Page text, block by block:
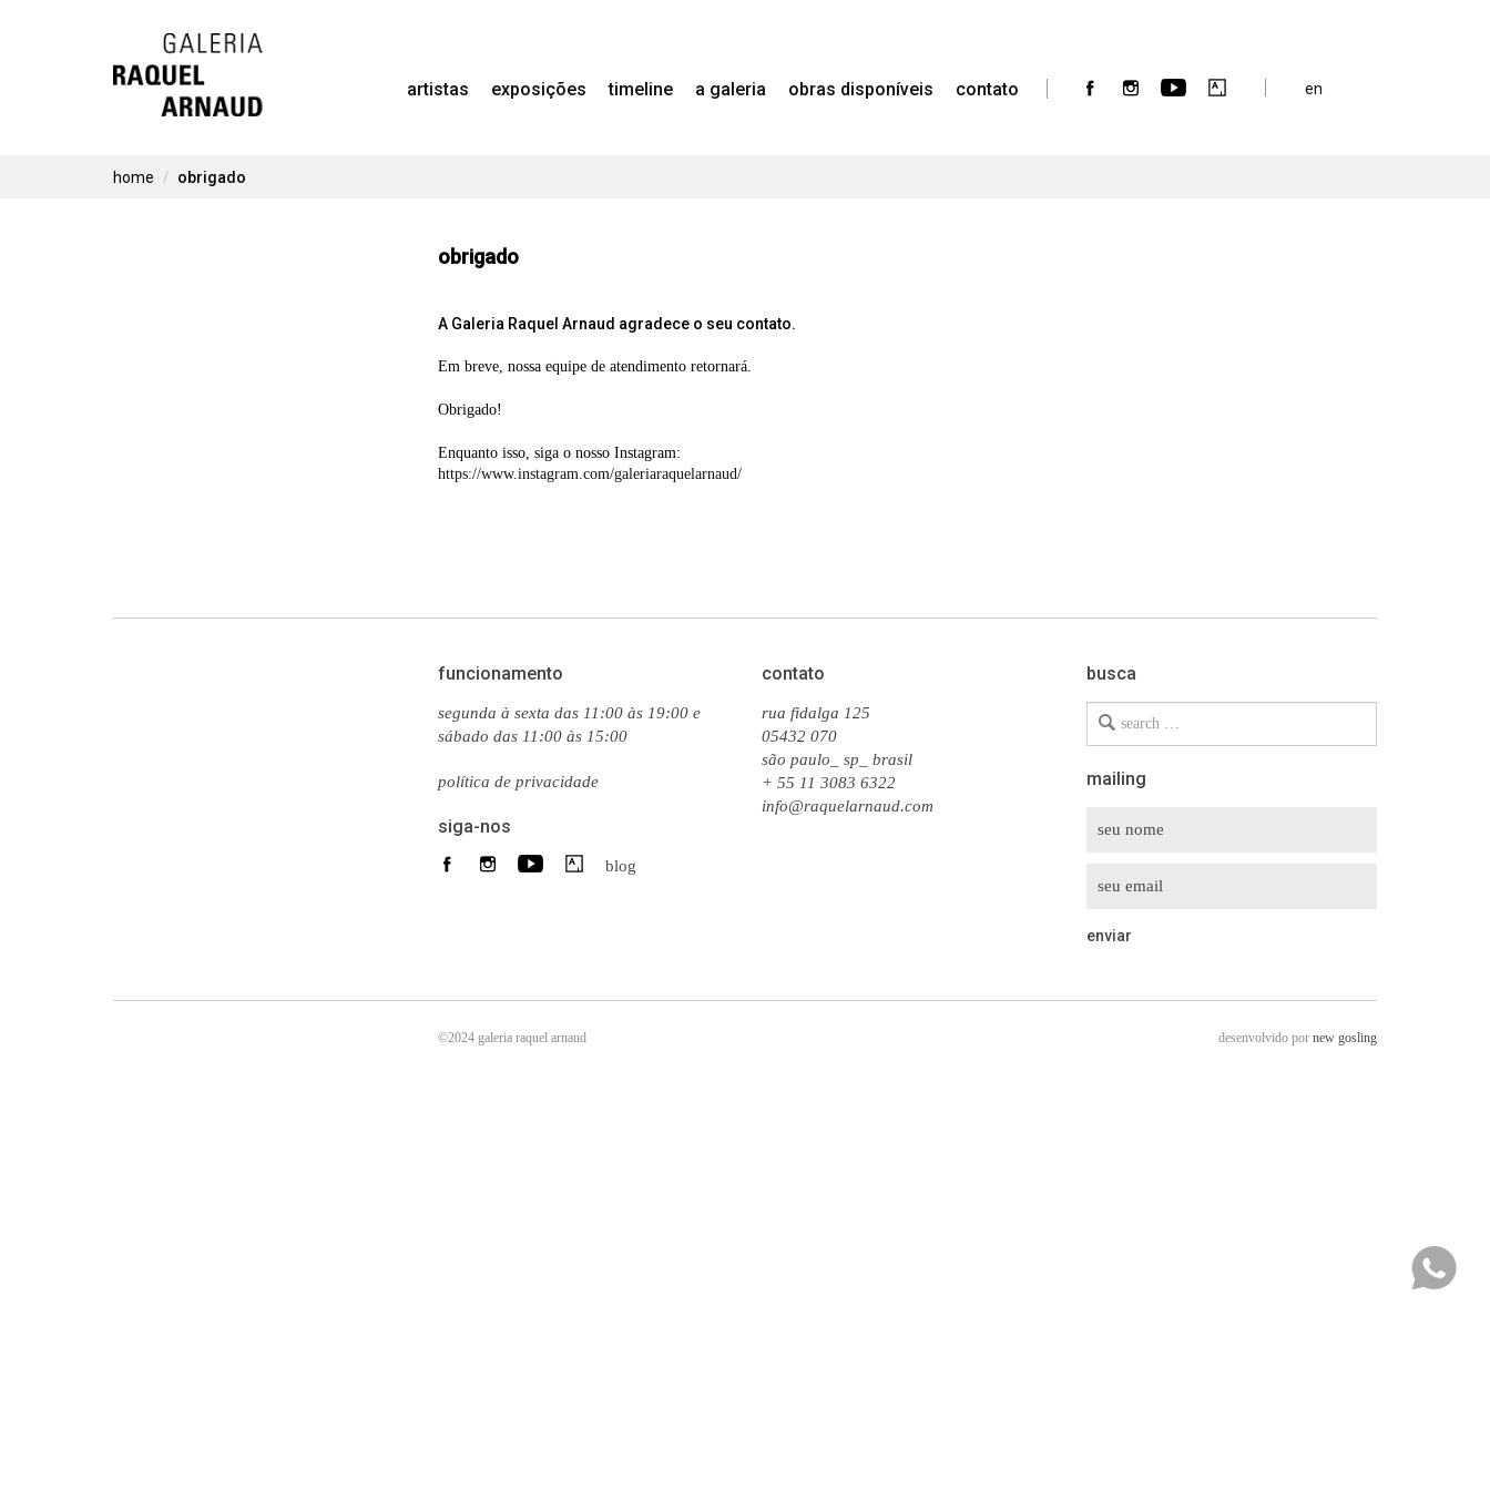
Skip
to
artistas exposições timeline a galeria obras disponíveis contato en
home obrigado
obrigado
A Galeria Raquel Arnaud agradece o seu contato.
Em breve, nossa equipe de atendimento retornará.
Obrigado!
Enquanto isso, siga o nosso Instagram:
https://www.instagram.com/galeriaraquelarnaud/
funcionamento
segunda à sexta das 11:00 às 19:00 e
sábado das 11:00 às 15:00
política de privacidade
siga-nos
blog
contato
rua fidalga 125
05432 070
são paulo_ sp_ brasil
+ 55 11 3083 6322
info@raquelarnaud.com
busca
Search
mailing
©2024 galeria raquel arnaud desenvolvido por new gosling